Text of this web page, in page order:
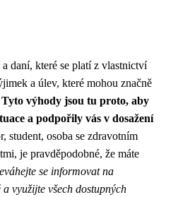
daní, které se platí z vlastnictví
a úlev, které mohou značně
Tyto výhody jsou tu proto, aby
a podpořily vás v dosažení
student, osoba se zdravotním
je pravděpodobné, že máte
se informovat na
využijte všech dostupných